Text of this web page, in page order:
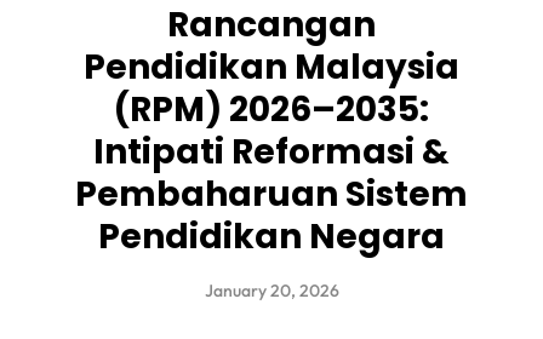
Rancangan
Pendidikan Malaysia
(RPM) 2026–2035:
Intipati Reformasi &
Pembaharuan Sistem
Pendidikan Negara
January 20, 2026